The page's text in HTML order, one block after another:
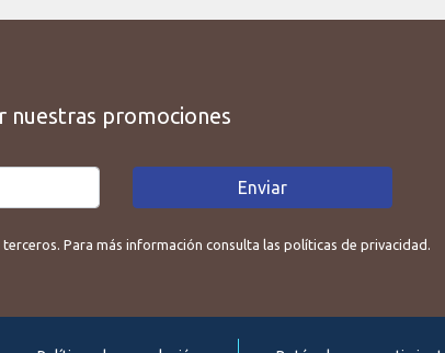
nuestras promociones
Enviar
Para más información consulta las políticas de privacidad.